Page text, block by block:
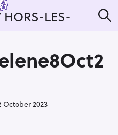
HORS-LES-
e
October 2023